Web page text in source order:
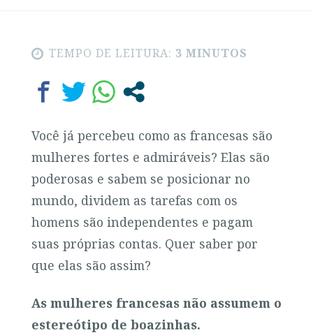
TEMPO DE LEITURA: 3 MINUTOS
Você já percebeu como as francesas são
mulheres fortes e admiráveis? Elas são
poderosas e sabem se posicionar no
mundo, dividem as tarefas com os
homens são independentes e pagam
suas próprias contas. Quer saber por
que elas são assim?
As mulheres francesas não assumem o
estereótipo de boazinhas.